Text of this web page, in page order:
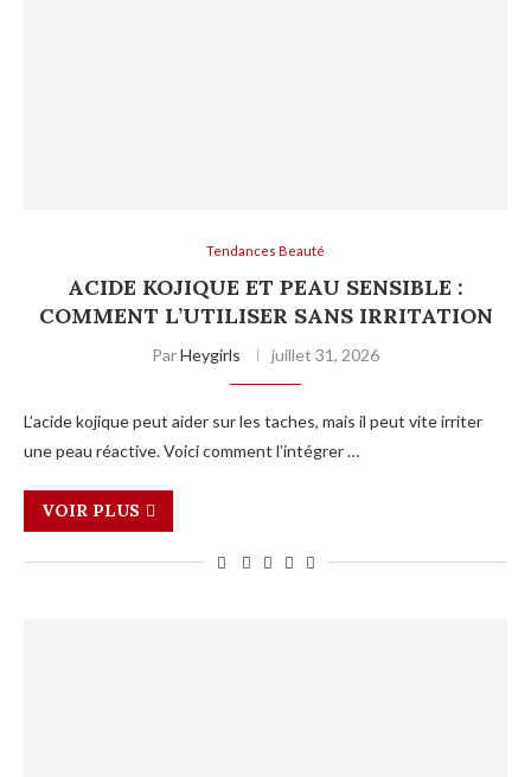
Tendances Beauté
ACIDE KOJIQUE ET PEAU SENSIBLE :
COMMENT L’UTILISER SANS IRRITATION
ParHeygirls juillet 31, 2026
L’acide kojique peut aider sur les taches, mais il peut vite irriter
une peau réactive. Voici comment l’intégrer …
VOIR PLUS